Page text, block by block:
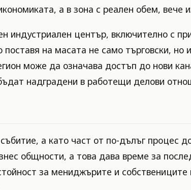
а в зона с реален обем, вече
индустриален център, включително с
на масата не само търговски,
може да означава достъп до нови
надградени в работещи делови
а като част от по-дълъг процес
общности, а това дава време за
за мениджърите и